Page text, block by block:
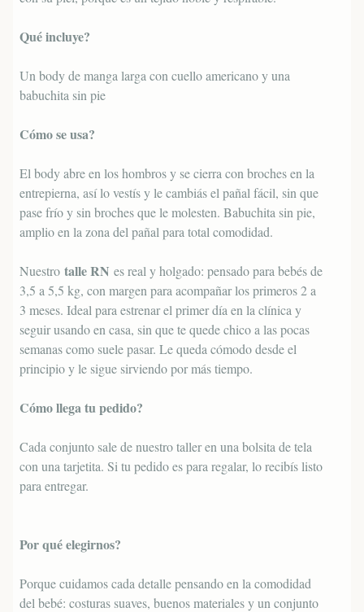
Qué incluye?
Un body de manga larga con cuello americano y una
babuchita sin pie
Cómo se usa?
El body abre en los hombros y se cierra con broches en la
entrepierna, así lo vestís y le cambiás el pañal fácil, sin que
pase frío y sin broches que le molesten. Babuchita sin pie,
amplio en la zona del pañal para total comodidad.
Nuestro talle RN es real y holgado: pensado para bebés de
3,5 a 5,5 kg, con margen para acompañar los primeros 2 a
3 meses. Ideal para estrenar el primer día en la clínica y
seguir usando en casa, sin que te quede chico a las pocas
semanas como suele pasar. Le queda cómodo desde el
principio y le sigue sirviendo por más tiempo.
Cómo llega tu pedido?
Cada conjunto sale de nuestro taller en una bolsita de tela
con una tarjetita. Si tu pedido es para regalar, lo recibís listo
para entregar.
Por qué elegirnos?
Porque cuidamos cada detalle pensando en la comodidad
del bebé: costuras suaves, buenos materiales y un conjunto